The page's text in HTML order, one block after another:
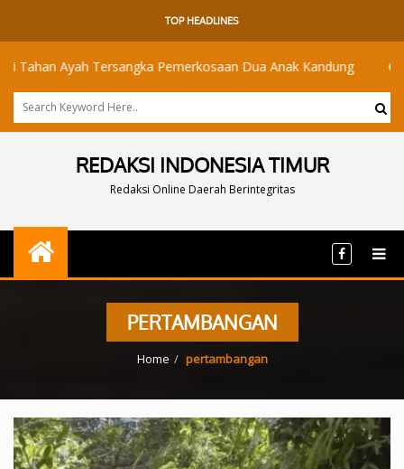
TOP HEADLINES
Pemerkosaan Dua Anak Kandung Kerap Diguyur
REDAKSI INDONESIA TIMUR
Redaksi Online Daerah Berintegritas
PERTAMBANGAN
Home pertambangan